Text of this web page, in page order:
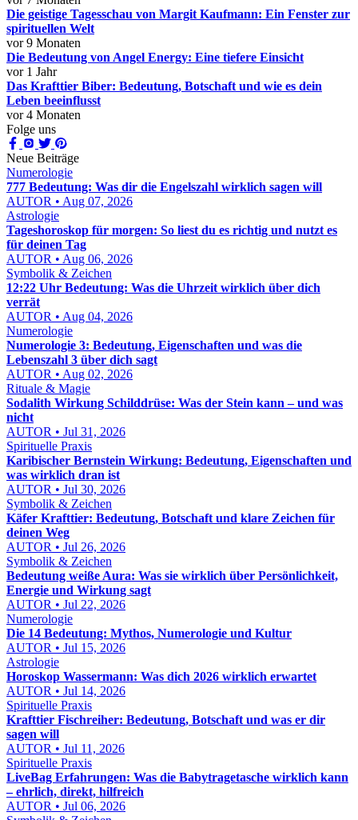
Die geistige Tagesschau von Margit Kaufmann: Ein Fenster zur
spirituellen Welt
vor 9 Monaten
Die Bedeutung von Angel Energy: Eine tiefere Einsicht
vor 1 Jahr
Das Krafttier Biber: Bedeutung, Botschaft und wie es dein
Leben beeinflusst
vor 4 Monaten
Folge uns
Neue Beiträge
Numerologie
777 Bedeutung: Was dir die Engelszahl wirklich sagen will
AUTOR • Aug 07, 2026
Astrologie
Tageshoroskop für morgen: So liest du es richtig und nutzt es
für deinen Tag
AUTOR • Aug 06, 2026
Symbolik & Zeichen
12:22 Uhr Bedeutung: Was die Uhrzeit wirklich über dich
verrät
AUTOR • Aug 04, 2026
Numerologie
Numerologie 3: Bedeutung, Eigenschaften und was die
Lebenszahl 3 über dich sagt
AUTOR • Aug 02, 2026
Rituale & Magie
Sodalith Wirkung Schilddrüse: Was der Stein kann – und was
nicht
AUTOR • Jul 31, 2026
Spirituelle Praxis
Karibischer Bernstein Wirkung: Bedeutung, Eigenschaften und
was wirklich dran ist
AUTOR • Jul 30, 2026
Symbolik & Zeichen
Käfer Krafttier: Bedeutung, Botschaft und klare Zeichen für
deinen Weg
AUTOR • Jul 26, 2026
Symbolik & Zeichen
Bedeutung weiße Aura: Was sie wirklich über Persönlichkeit,
Energie und Wirkung sagt
AUTOR • Jul 22, 2026
Numerologie
Die 14 Bedeutung: Mythos, Numerologie und Kultur
AUTOR • Jul 15, 2026
Astrologie
Horoskop Wassermann: Was dich 2026 wirklich erwartet
AUTOR • Jul 14, 2026
Spirituelle Praxis
Krafttier Fischreiher: Bedeutung, Botschaft und was er dir
sagen will
AUTOR • Jul 11, 2026
Spirituelle Praxis
LiveBag Erfahrungen: Was die Babytragetasche wirklich kann
– ehrlich, direkt, hilfreich
AUTOR • Jul 06, 2026